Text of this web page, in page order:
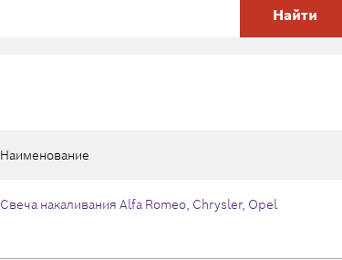
Найти
Наименование
Свеча накаливания Alfa Romeo, Chrysler, Opel